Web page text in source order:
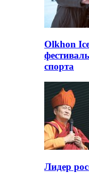
Olkhon
спорта
Лидер